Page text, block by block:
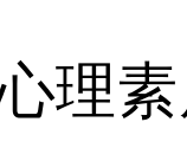
理